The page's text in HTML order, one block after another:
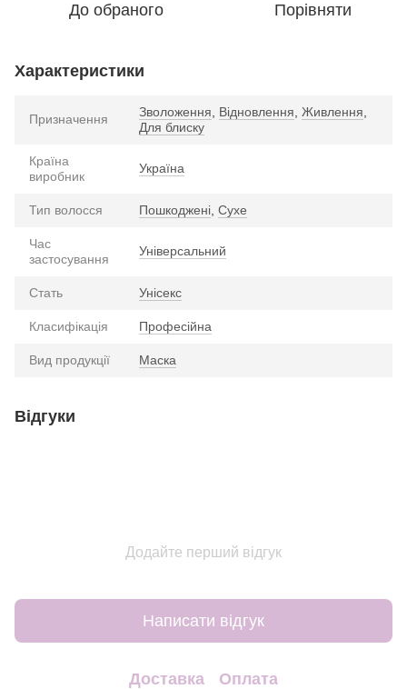
До обраного Порівняти
Характеристики
Призначення Зволоження, Відновлення, Живлення,
Для блиску
Країна
виробник
Україна
Тип волосся Пошкоджені, Сухе
Час
застосування
Універсальний
Стать Унісекс
Класифікація Професійна
Вид продукції Маска
Відгуки
Додайте перший відгук
Написати відгук
Доставка Оплата